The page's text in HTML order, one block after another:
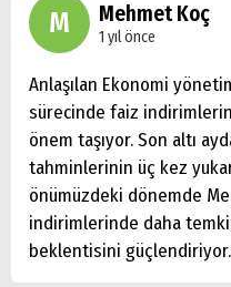
M Mehmet Koç
1 yıl önce
Anlaşılan Ekonomi
sürecinde faiz
önem taşıyor. Son altı
tahminlerinin üç kez
önümüzdeki dönemde
indirimlerinde daha
beklentisini güçlendiriyor.
Arama